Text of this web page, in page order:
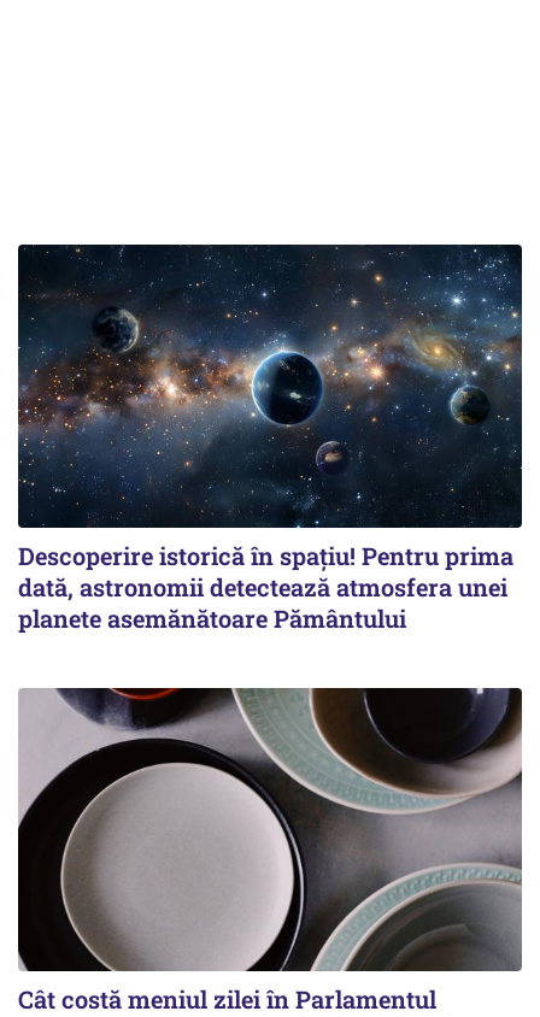
Descoperire istorică în spațiu! Pentru prima
dată, astronomii detectează atmosfera unei
planete asemănătoare Pământului
Cât costă meniul zilei în Parlamentul